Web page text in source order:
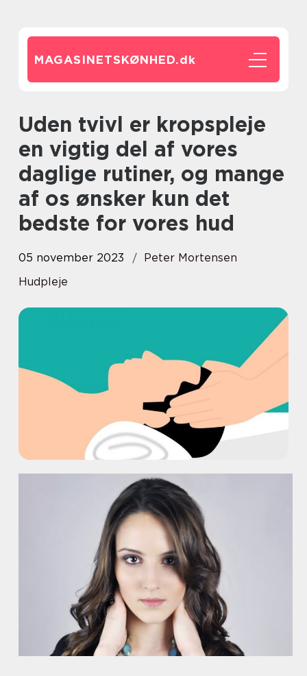
MAGASINETSKØNHED.dk
Uden tvivl er kropspleje
en vigtig del af vores
daglige rutiner, og mange
af os ønsker kun det
bedste for vores hud
05 november 2023
Peter Mortensen
Hudpleje